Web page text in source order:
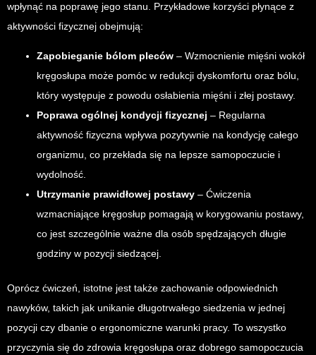
wpłynąć na poprawę jego stanu. Przykładowe korzyści płynące z
aktywności fizycznej obejmują:
Zapobieganie bólom pleców – Wzmocnienie mięśni wokół
kręgosłupa może pomóc w redukcji dyskomfortu oraz bólu,
który występuje z powodu osłabienia mięśni i złej postawy.
Poprawa ogólnej kondycji fizycznej – Regularna
aktywność fizyczna wpływa pozytywnie na kondycję całego
organizmu, co przekłada się na lepsze samopoczucie i
wydolność.
Utrzymanie prawidłowej postawy – Ćwiczenia
wzmacniające kręgosłup pomagają w korygowaniu postawy,
co jest szczególnie ważne dla osób spędzających długie
godziny w pozycji siedzącej.
Oprócz ćwiczeń, istotne jest także zachowanie odpowiednich
nawyków, takich jak unikanie długotrwałego siedzenia w jednej
pozycji czy dbanie o ergonomiczne warunki pracy. To wszystko
przyczynia się do zdrowia kręgosłupa oraz dobrego samopoczucia